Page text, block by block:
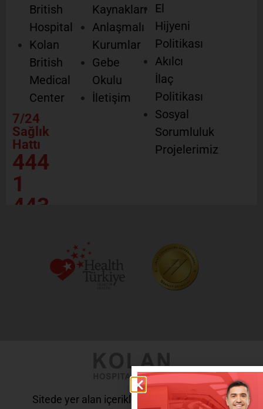
British
Hospital
Kolan
British
Medical
Center
7/24
Sağlık
Hattı
444
1
443
Kaynakları
Anlaşmalı
Kurumlar
Gebe
Okulu
İletişim
El
Hijyeni
Politikası
Akılcı
İlaç
Politikası
Sosyal
Sorumluluk
Projelerimiz
Sitede yer alan içerikler tanı ve tedavi amaçlı